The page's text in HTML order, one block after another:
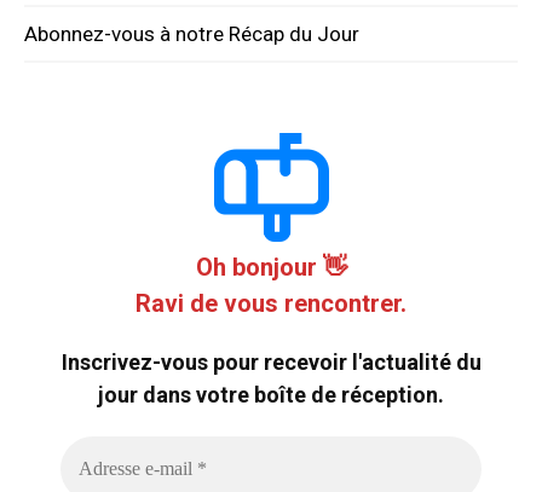
Abonnez-vous à notre Récap du Jour
Oh bonjour 👋
Ravi de vous rencontrer.
Inscrivez-vous pour recevoir l'actualité du
jour dans votre boîte de réception.